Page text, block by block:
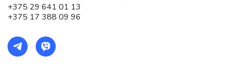
+375 29 641 01 13
+375 17 388 09 96